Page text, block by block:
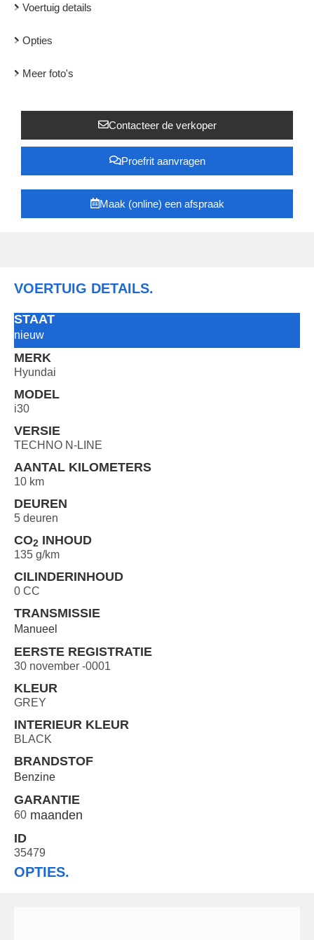
Voertuig details
Opties
Meer foto's
Contacteer de verkoper
Proefrit aanvragen
Maak (online) een afspraak
VOERTUIG DETAILS.
STAAT
nieuw
MERK
Hyundai
MODEL
i30
VERSIE
TECHNO N-LINE
AANTAL KILOMETERS
10 km
DEUREN
5 deuren
CO2 INHOUD
135 g/km
CILINDERINHOUD
0 CC
TRANSMISSIE
Manueel
EERSTE REGISTRATIE
30 november -0001
KLEUR
GREY
INTERIEUR KLEUR
BLACK
BRANDSTOF
Benzine
GARANTIE
60
ID
35479
OPTIES.